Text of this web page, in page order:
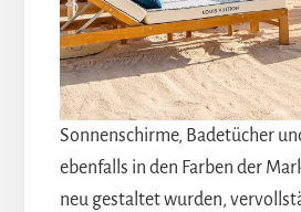
Sonnenschirme, Badetücher
ebenfalls in den Farben der
neu gestaltet wurden,